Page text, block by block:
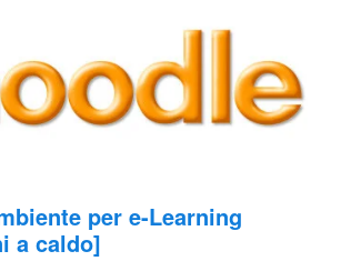
per e-Learning
a caldo]